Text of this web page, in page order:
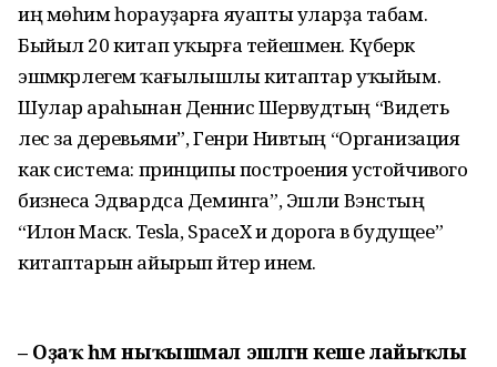
иң мөһим һорауҙарға яуапты уларҙа табам.
Быйыл 20 китап уҡырға тейешмен. Күберәк
эшмәкәрлегемә ҡағылышлы китаптар уҡыйым.
Шулар араһынан Деннис Шервудтың “Видеть
лес за деревьями”, Генри Нивтың “Организация
как система: принципы построения устойчивого
бизнеса Эдвардса Деминга”, Эшли Вэнстың
“Илон Маск. Tesla, SpaceX и дорога в будущее”
китаптарын айырып әйтер инем.
– Оҙаҡ һәм ныҡышмал эшләгән кеше лайыҡлы